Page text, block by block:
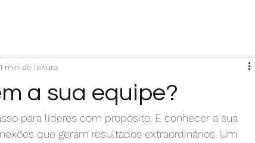
a sua equipe?
1 min de leitura
para líderes com propósito. E conhecer a sua
que geram resultados extraordinários. Um